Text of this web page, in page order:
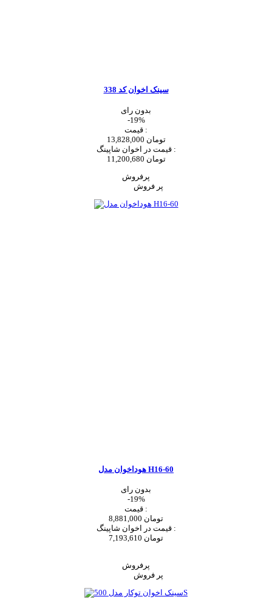
سینک اخوان کد 338
بدون رای
-19%
قیمت :
13,828,000 تومان
قیمت در اخوان شاپینگ :
11,200,680 تومان
پرفروش
هوداخوان مدل H16-60
بدون رای
-19%
قیمت :
8,881,000 تومان
قیمت در اخوان شاپینگ :
7,193,610 تومان
پرفروش